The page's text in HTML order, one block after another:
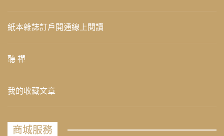
紙本雜誌訂戶開通線上閱讀
聽 禪
我的收藏文章
商城服務